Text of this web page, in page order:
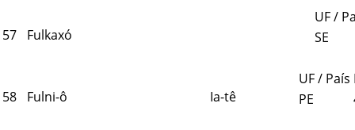
57 Fulkaxó
UF /
SE
58 Fulni-ô Ia-tê
UF / País
PE